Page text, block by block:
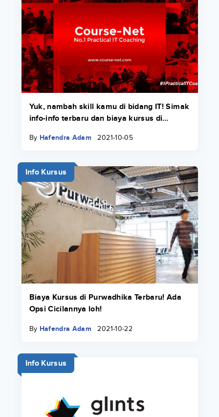
Yuk, nambah skill kamu di bidang IT! Simak
info-info terbaru dan biaya kursus di
By Hafendra Adam 2021-10-05
Info Kursus
Biaya Kursus di Purwadhika Terbaru! Ada
Opsi Cicilannya loh!
By Hafendra Adam 2021-10-22
Info Kursus